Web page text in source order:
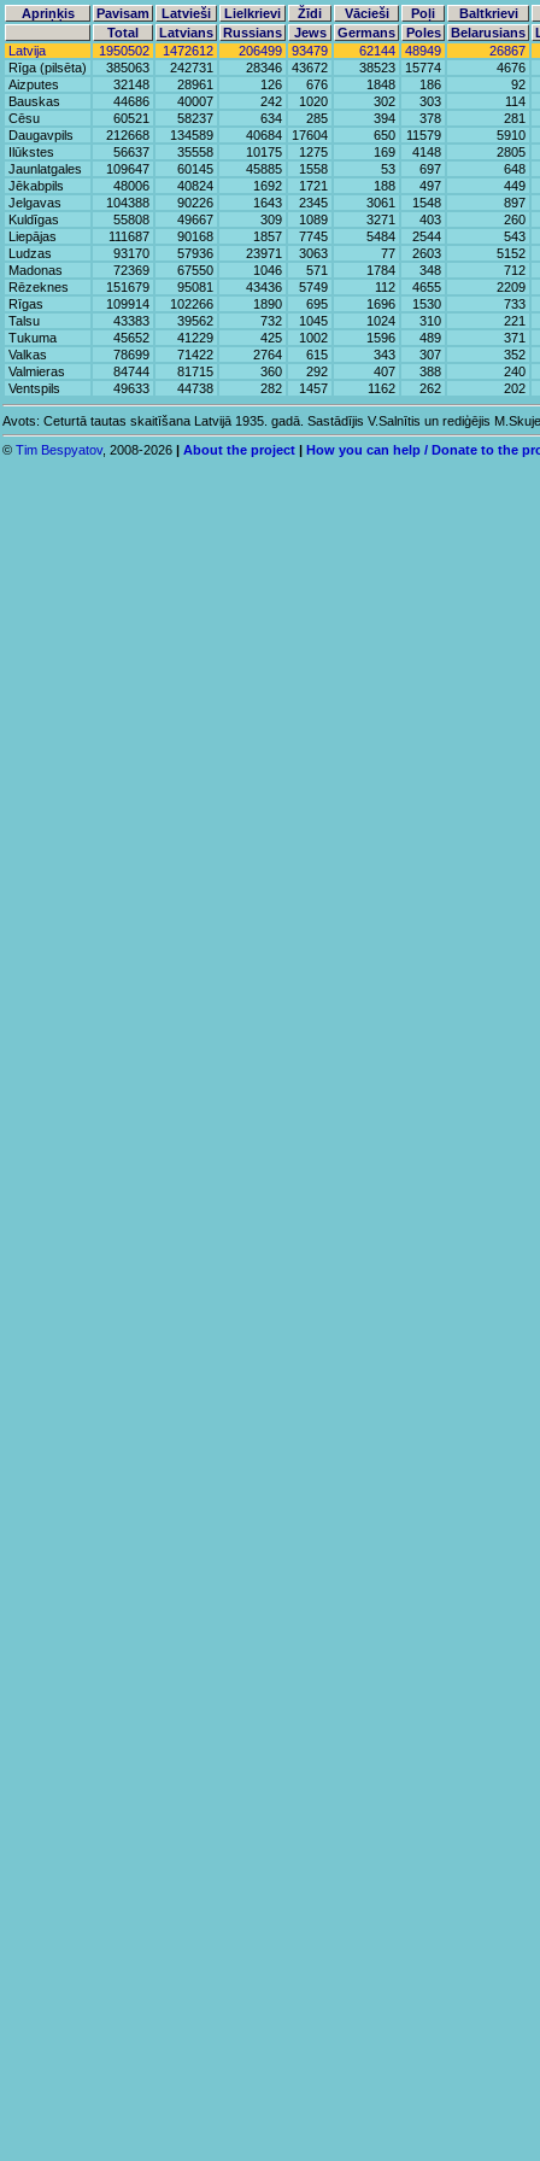
Apriņķis Pavisam Latvieši Lielkrievi Žīdi Vācieši Poļi
Baltkrievi
Total
Latvians Russians Jews Germans Poles Belarusians
Latvija
1950502 1472612 206499 93479 62144 48949
26867
Rīga (pilsēta)
385063 242731 28346 43672 38523 15774
4676
Aizputes
32148 28961 126 676 1848 186
92
Bauskas
44686 40007 242 1020 302 303
114
Cēsu
60521 58237 634 285 394 378
281
Daugavpils
212668 134589 40684 17604 650 11579
5910
Ilūkstes
56637 35558 10175 1275 169 4148
2805
Jaunlatgales
109647 60145 45885 1558 53 697
648
Jēkabpils
48006 40824 1692 1721 188 497
449
Jelgavas
104388 90226 1643 2345 3061 1548
897
Kuldīgas
55808 49667 309 1089 3271 403
260
Liepājas
111687 90168 1857 7745 5484 2544
543
Ludzas
93170 57936 23971 3063 77 2603
5152
Madonas
72369 67550 1046 571 1784 348
712
Rēzeknes
151679 95081 43436 5749 112 4655
2209
Rīgas
109914 102266 1890 695 1696 1530
733
Talsu
43383 39562 732 1045 1024 310
221
Tukuma
45652 41229 425 1002 1596 489
371
Valkas
78699 71422 2764 615 343 307
352
Valmieras
84744 81715 360 292 407 388
240
Ventspils
49633 44738 282 1457 1162 262 202
Avots: Ceturtā tautas skaitīšana Latvijā 1935. gadā. Sastādījis V.Salnītis un rediģējis
© Tim Bespyatov, 2008-2026 About the project How you can help / Donate to the